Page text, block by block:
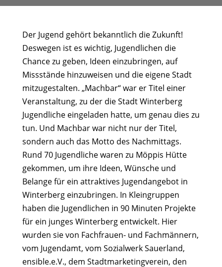
Der Jugend gehört bekanntlich die Zukunft!
Deswegen ist es wichtig, Jugendlichen die
Chance zu geben, Ideen einzubringen, auf
Missstände hinzuweisen und die eigene Stadt
mitzugestalten. „Machbar“ war er Titel einer
Veranstaltung, zu der die Stadt Winterberg
Jugendliche eingeladen hatte, um genau dies zu
tun. Und Machbar war nicht nur der Titel,
sondern auch das Motto des Nachmittags.
Rund 70 Jugendliche waren zu Möppis Hütte
gekommen, um ihre Ideen, Wünsche und
Belange für ein attraktives Jugendangebot in
Winterberg einzubringen. In Kleingruppen
haben die Jugendlichen in 90 Minuten Projekte
für ein junges Winterberg entwickelt. Hier
wurden sie von Fachfrauen- und Fachmännern,
vom Jugendamt, vom Sozialwerk Sauerland,
ensible.e.V., dem Stadtmarketingverein, den